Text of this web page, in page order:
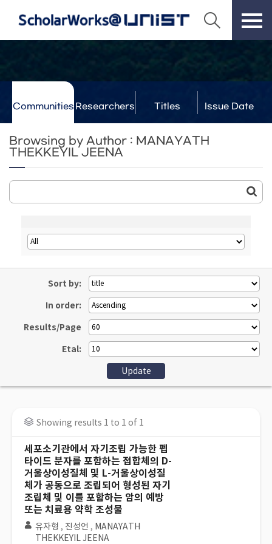
Communities Researchers Titles Issue Date
Browsing by Author : MANAYATH
THEKKEYIL JEENA
Sort by:
In order:
Results/Page
Etal:
Showing results 1 to 1 of 1
세포소기관에서 자기조립 가능한 펩
타이드 분자를 포함하는 접합체의 D-
거울상이성질체 및 L-거울상이성질
체가 공동으로 조립되어 형성된 자기
조립체 및 이를 포함하는 암의 예방
또는 치료용 약학 조성물
유자형 , 진성언 , MANAYATH
THEKKEYIL JEENA